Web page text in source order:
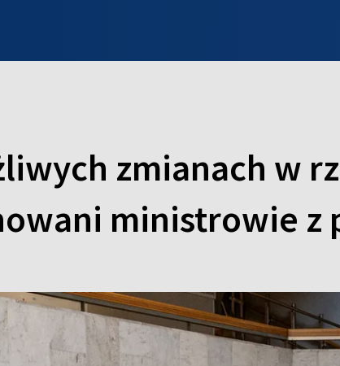
zmianach w
ministrowie z